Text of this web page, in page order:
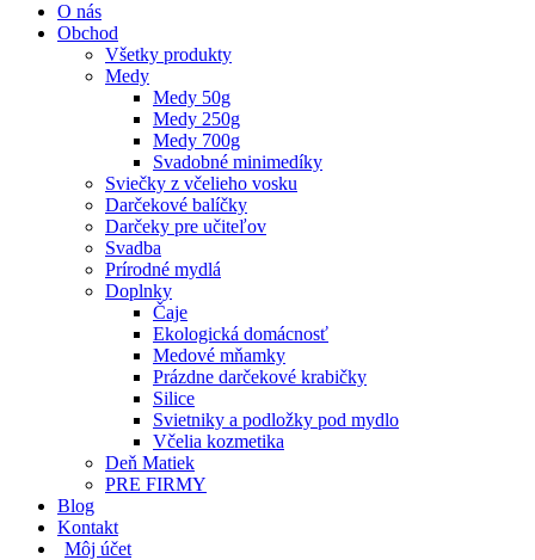
O nás
Obchod
Všetky produkty
Medy
Medy 50g
Medy 250g
Medy 700g
Svadobné minimedíky
Sviečky z včelieho vosku
Darčekové balíčky
Darčeky pre učiteľov
Svadba
Prírodné mydlá
Doplnky
Čaje
Ekologická domácnosť
Medové mňamky
Prázdne darčekové krabičky
Silice
Svietniky a podložky pod mydlo
Včelia kozmetika
Deň Matiek
PRE FIRMY
Blog
Kontakt
Môj účet